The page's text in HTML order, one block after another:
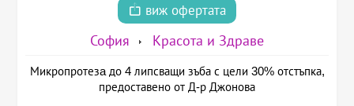
виж офертата
София Красота и Здраве
Микропротезa до 4 липсващи зъба с цели 30% отстъпка,
предоставено от Д-р Джонова